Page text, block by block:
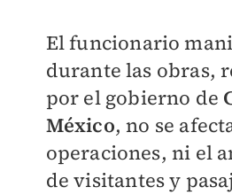
El funcionario
durante las obras,
por el gobierno de
México, no se
operaciones, ni el
de visitantes y